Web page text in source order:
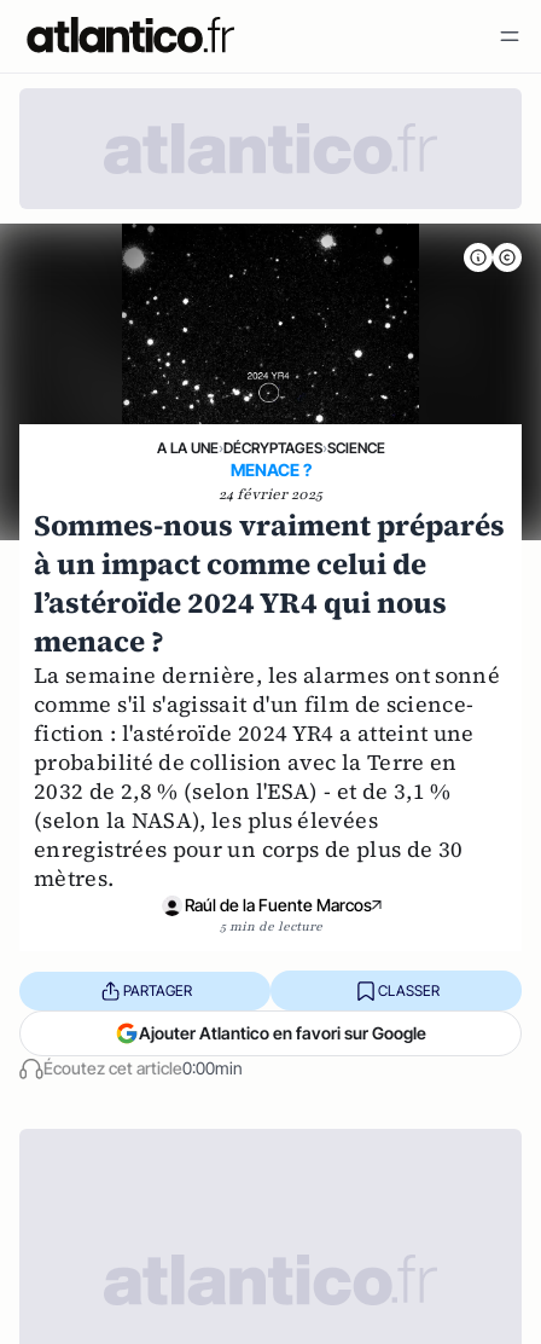
A LA UNE›DÉCRYPTAGES›SCIENCE
MENACE ?
24 février 2025
Sommes-nous vraiment préparés
à un impact comme celui de
l’astéroïde 2024 YR4 qui nous
menace ?
La semaine dernière, les alarmes ont sonné
comme s'il s'agissait d'un film de science-
fiction : l'astéroïde 2024 YR4 a atteint une
probabilité de collision avec la Terre en
2032 de 2,8 % (selon l'ESA) - et de 3,1 %
(selon la NASA), les plus élevées
enregistrées pour un corps de plus de 30
mètres.
Raúl de la Fuente Marcos
5 min de lecture
Écoutez cet article0:00min
PARTAGER CLASSER
Ajouter Atlantico en favori sur Google